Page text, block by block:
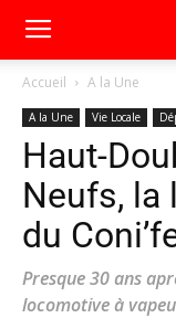
Accueil A la Une
A la Une Vie Locale
Haut-
Neufs, la
du
Presque 30 ans
locomotive à